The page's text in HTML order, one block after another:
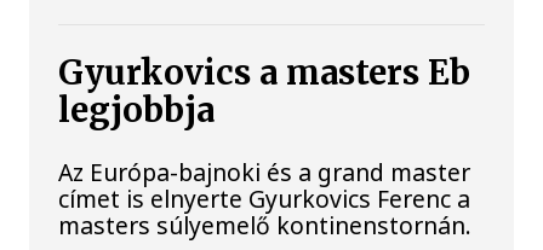
Gyurkovics a masters Eb
legjobbja
Az Európa-bajnoki és a grand master
címet is elnyerte Gyurkovics Ferenc a
masters súlyemelő kontinenstornán.